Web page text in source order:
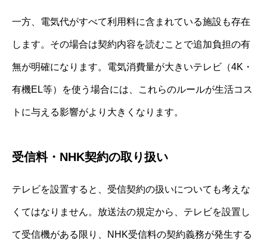
一方、電気代がすべて利用料に含まれている施設も存在
します。その場合は契約内容を読むことで追加負担の有
無が明確になります。電気消費量が大きいテレビ（4K・
有機EL等）を使う場合には、これらのルールが生活コス
トに与える影響がより大きくなります。
受信料・NHK契約の取り扱い
テレビを設置すると、受信契約の扱いについても考えな
くてはなりません。放送法の規定から、テレビを設置し
て受信機がある限り、NHK受信料の契約義務が発生する